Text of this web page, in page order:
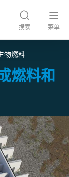
搜索 菜单
物燃料
燃料和